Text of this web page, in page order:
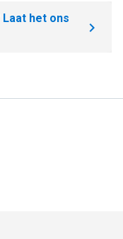
Laat het ons